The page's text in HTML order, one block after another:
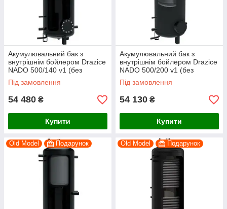
Акумулювальний бак з
внутрішнім бойлером Drazice
NADO 500/140 v1 (без
ізоляції)
Під замовлення
54 480 ₴
Купити
Акумулювальний бак з
внутрішнім бойлером Drazice
NADO 500/200 v1 (без
ізоляції)
Під замовлення
54 130 ₴
Купити
Old Model Подарунок Old Model Подарунок